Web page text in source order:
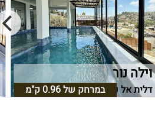
וילה נור
דלית אל כרמל, חיפה וחוף הכרמל
במרחק של0.96 ק"מ